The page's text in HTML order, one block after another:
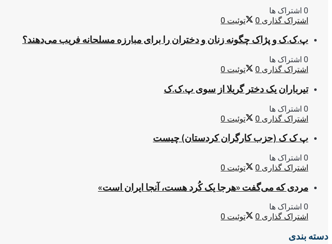
0 اشتراک ها
اشتراک گذاری 0 توئیت 0
پ.ک.ک و پژاک چگونه زنان و دختران را برای مبارزه مسلحانه فریب می‌دهند؟
0 اشتراک ها
اشتراک گذاری 0 توئیت 0
تیرباران یک دختر گریلا از سوی پ.ک.ک
0 اشتراک ها
اشتراک گذاری 0 توئیت 0
پ ک ک (حزب کارگران کردستان) چیست
0 اشتراک ها
اشتراک گذاری 0 توئیت 0
مردی که می‌گفت «هرجا یک کُرد هست، آنجا ایران است»
0 اشتراک ها
اشتراک گذاری 0 توئیت 0
دسته بندی